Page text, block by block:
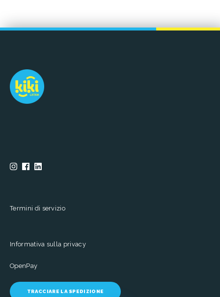
Termini di servizio
Informativa sulla privacy
OpenPay
TRACCIARE LA SPEDIZIONE